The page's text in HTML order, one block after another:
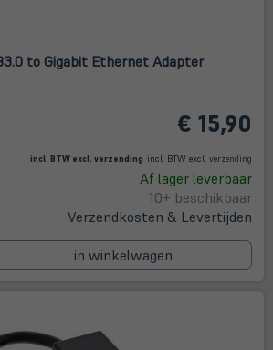
to Gigabit Ethernet Adapter
€ 15,90
incl. BTW excl. verzending incl. BTW excl. verzending
Af lager leverbaar
10+ beschikbaar
Verzendkosten & Levertijden
in winkelwagen